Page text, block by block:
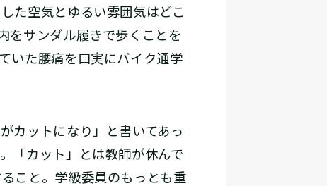
た空気とゆるい雰囲気はどこ
をサンダル履きで歩くことを
いた腰痛を口実にバイク通学
カットになり」と書いてあっ
「カット」とは教師が休んで
こと。学級委員のもっとも重